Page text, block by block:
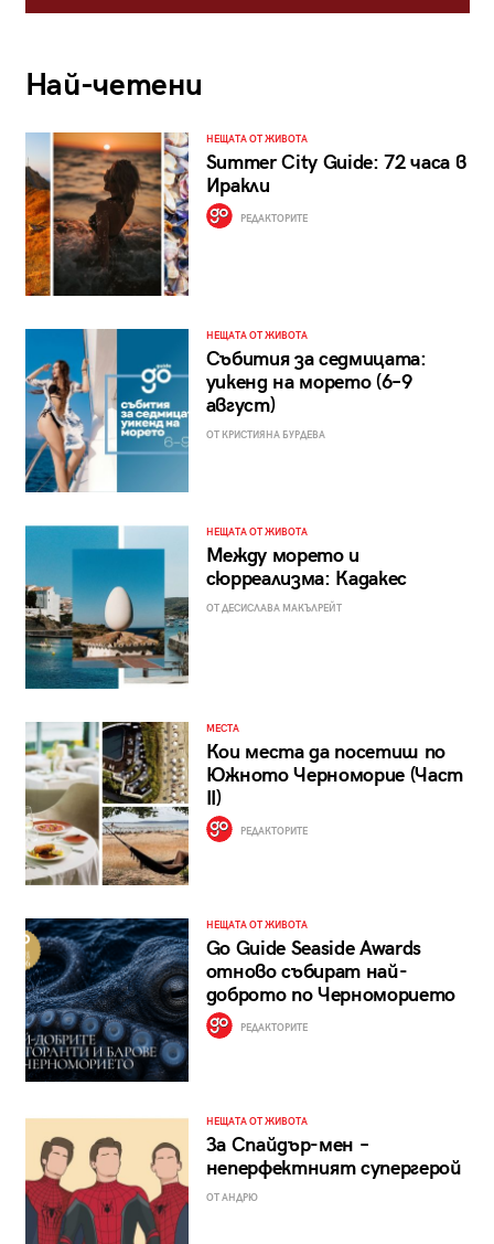
Най-четени
НЕЩАТА ОТ ЖИВОТА
Summer City Guide: 72 часа в
Иракли
РЕДАКТОРИТЕ
НЕЩАТА ОТ ЖИВОТА
Събития за седмицата:
уикенд на морето (6–9
август)
ОТ КРИСТИЯНА БУРДЕВА
НЕЩАТА ОТ ЖИВОТА
Между морето и
сюрреализма: Кадакес
ОТ ДЕСИСЛАВА МАКЪЛРЕЙТ
МЕСТА
Кои места да посетиш по
Южното Черноморие (Част
II)
РЕДАКТОРИТЕ
НЕЩАТА ОТ ЖИВОТА
Go Guide Seaside Awards
отново събират най-
доброто по Черноморието
РЕДАКТОРИТЕ
НЕЩАТА ОТ ЖИВОТА
За Спайдър-мен –
неперфектният супергерой
ОТ АНДРЮ